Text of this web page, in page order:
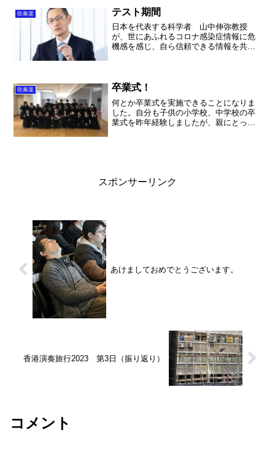
吹奏楽 テスト期間
日本を代表する科学者 山中伸弥教授
が、世にあふれるコロナ感染症情報に危
機感を感じ、自ら信頼できる情報を共有
吹奏楽 卒業式！
何とか卒業式を実施できることになりま
した。自分も子供の小学校、中学校の卒
業式を昨年経験しましたが、親にとって
スポンサーリンク
あけましておめでとうございます。
香港演奏旅行2023 第3日（振り返り）
コメント